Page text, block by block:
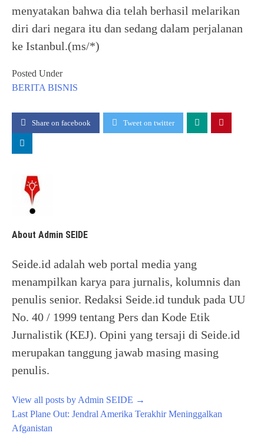
menyatakan bahwa dia telah berhasil melarikan
diri dari negara itu dan sedang dalam perjalanan
ke Istanbul.(ms/*)
Posted Under
BERITA BISNIS
Share on facebook Tweet on twitter
About Admin SEIDE
Seide.id adalah web portal media yang
menampilkan karya para jurnalis, kolumnis dan
penulis senior. Redaksi Seide.id tunduk pada UU
No. 40 / 1999 tentang Pers dan Kode Etik
Jurnalistik (KEJ). Opini yang tersaji di Seide.id
merupakan tanggung jawab masing masing
penulis.
View all posts by Admin SEIDE →
Post
navigation
Last Plane Out: Jendral Amerika Terakhir Meninggalkan
Afganistan